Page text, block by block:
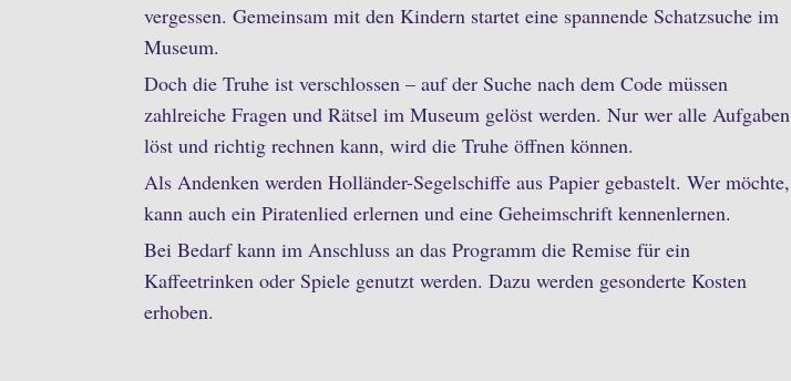
vergessen. Gemeinsam mit den Kindern startet eine spannende Schatzsuche im
Museum.
Doch die Truhe ist verschlossen – auf der Suche nach dem Code müssen
zahlreiche Fragen und Rätsel im Museum gelöst werden. Nur wer alle Aufgaben
löst und richtig rechnen kann, wird die Truhe öffnen können.
Als Andenken werden Holländer-Segelschiffe aus Papier gebastelt. Wer möchte,
kann auch ein Piratenlied erlernen und eine Geheimschrift kennenlernen.
Bei Bedarf kann im Anschluss an das Programm die Remise für ein
Kaffeetrinken oder Spiele genutzt werden. Dazu werden gesonderte Kosten
erhoben.